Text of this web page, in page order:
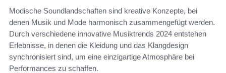
Modische Soundlandschaften sind kreative Konzepte, bei
denen Musik und Mode harmonisch zusammengefügt werden.
Durch verschiedene innovative Musiktrends 2024 entstehen
Erlebnisse, in denen die Kleidung und das Klangdesign
synchronisiert sind, um eine einzigartige Atmosphäre bei
Performances zu schaffen.